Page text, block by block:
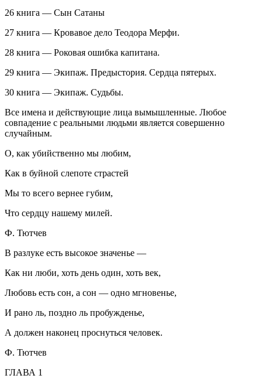
26 книга — Сын Сатаны
27 книга — Кровавое дело Теодора Мерфи.
28 книга — Роковая ошибка капитана.
29 книга — Экипаж. Предыстория. Сердца пятерых.
30 книга — Экипаж. Судьбы.
Все имена и действующие лица вымышленные. Любое
совпадение с реальными людьми является совершенно
случайным.
О, как убийственно мы любим,
Как в буйной слепоте страстей
Мы то всего вернее губим,
Что сердцу нашему милей.
Ф. Тютчев
В разлуке есть высокое значенье —
Как ни люби, хоть день один, хоть век,
Любовь есть сон, а сон — одно мгновенье,
И рано ль, поздно ль пробужденье,
А должен наконец проснуться человек.
Ф. Тютчев
ГЛАВА 1